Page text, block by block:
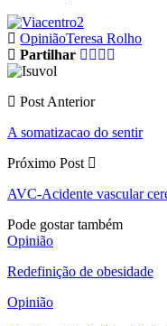
OpiniãoTeresa Rolho
Partilhar
Post Anterior
A somatizacao do sentir
Próximo Post
AVC-Acidente vascular
Pode gostar também
Opinião
Redefinição de obesidade
Opinião